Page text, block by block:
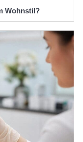
Wohnstil?